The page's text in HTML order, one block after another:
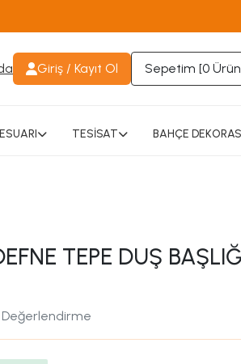
Giriş / Kayıt Ol Sepetim [0 Ürün
TESİSAT BAHÇE
TEPE DUŞ
Değerlendirme